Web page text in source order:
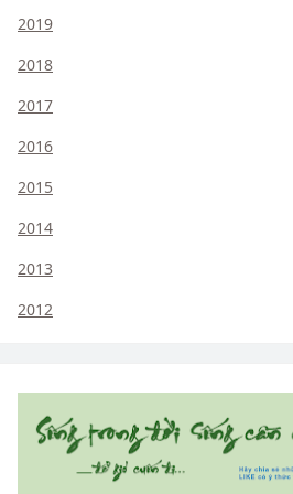
2019
2018
2017
2016
2015
2014
2013
2012